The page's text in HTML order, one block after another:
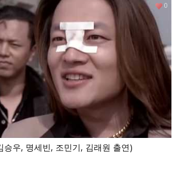
승우, 명세빈, 조민기, 김래원 출연)
0